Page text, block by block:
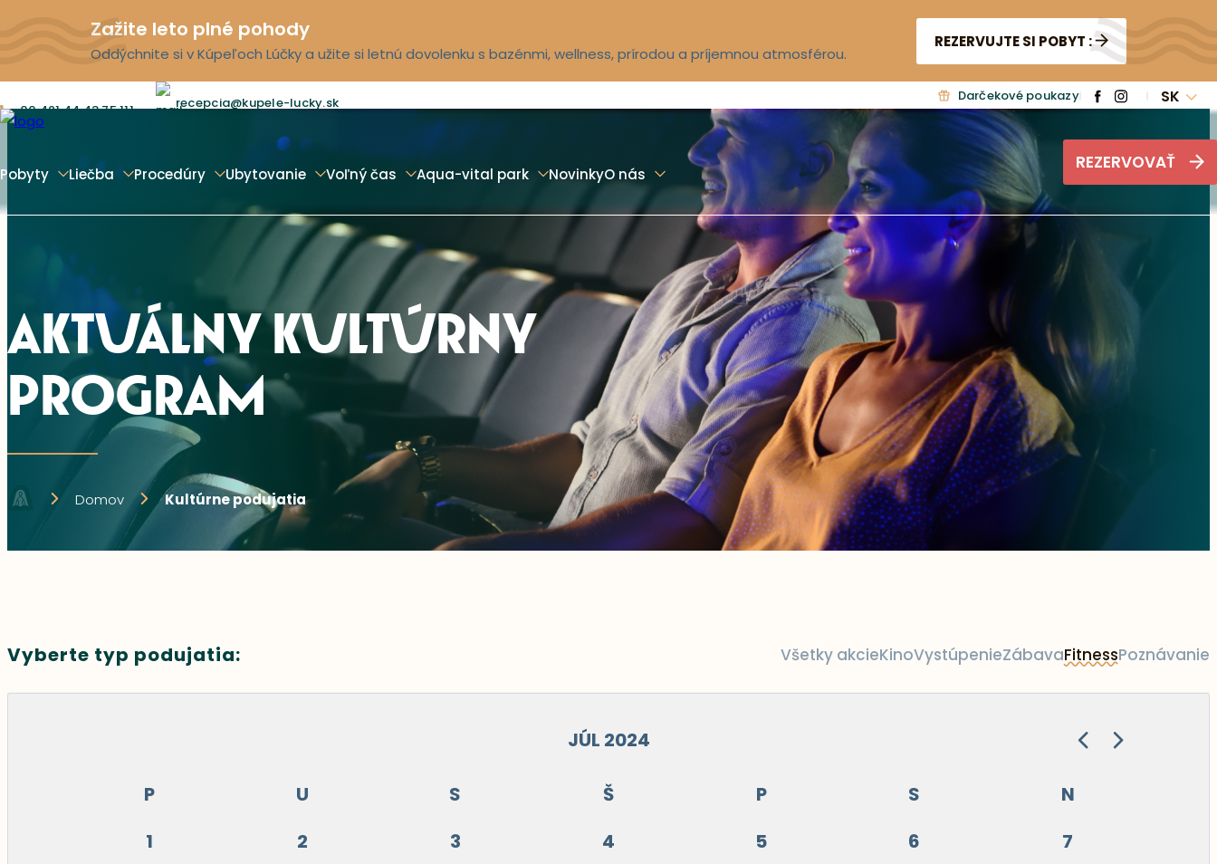
Zažite leto plné pohody
Oddýchnite si v Kúpeľoch Lúčky a užite si letnú dovolenku s bazénmi, wellness, prírodou a príjemnou atmosférou.
REZERVUJTE SI POBYT :
00 421 44 43 75 111 recepcia@kupele-lucky.sk Darčekové poukazy SK
Pobyty Liečba Procedúry Ubytovanie Voľný čas Aqua-vital park NovinkyO nás
REZERVOVAŤ
AKTUÁLNY KULTÚRNY
PROGRAM
Domov Kultúrne podujatia
Vyberte typ podujatia: Všetky akcieKinoVystúpenieZábavaFitnessPoznávanie
JÚL 2024
P U S Š P S
N
1
2 3 4 5 6
7